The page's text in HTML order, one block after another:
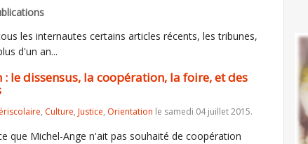
les internautes certains articles récents, les tribunes,
d'un an...
le dissensus, la coopération, la foire, et des
, Culture, Justice, Orientation le samedi 04 juillet 2015.
que Michel-Ange n'ait pas souhaité de coopération